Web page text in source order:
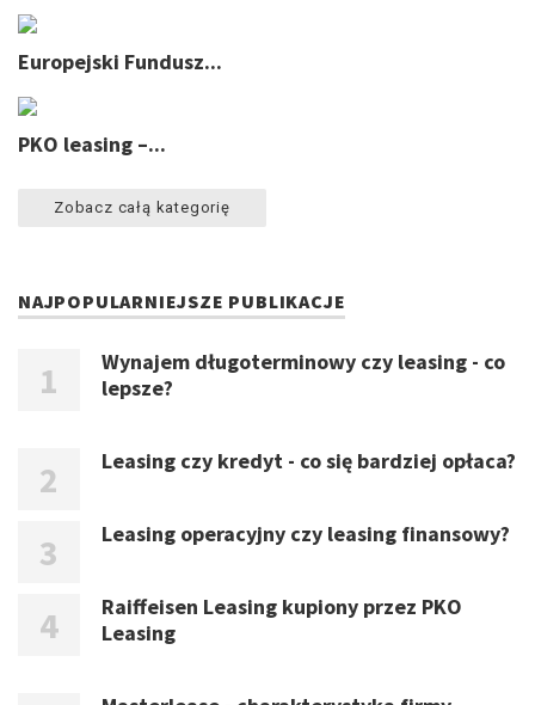
Europejski Fundusz...
PKO leasing –...
Zobacz całą kategorię
NAJPOPULARNIEJSZE PUBLIKACJE
Wynajem długoterminowy czy leasing - co
lepsze?
Leasing czy kredyt - co się bardziej opłaca?
Leasing operacyjny czy leasing finansowy?
Raiffeisen Leasing kupiony przez PKO
Leasing